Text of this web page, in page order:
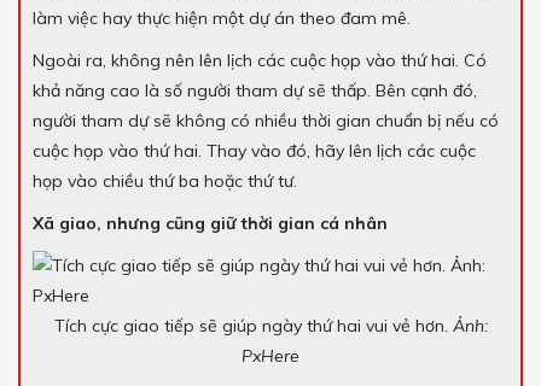
làm việc hay thực hiện một dự án theo đam mê.
Ngoài ra, không nên lên lịch các cuộc họp vào thứ hai. Có
khả năng cao là số người tham dự sẽ thấp. Bên cạnh đó,
người tham dự sẽ không có nhiều thời gian chuẩn bị nếu có
cuộc họp vào thứ hai. Thay vào đó, hãy lên lịch các cuộc
họp vào chiều thứ ba hoặc thứ tư.
Xã giao, nhưng cũng giữ thời gian cá nhân
Tích cực giao tiếp sẽ giúp ngày thứ hai vui vẻ hơn. Ảnh:
PxHere